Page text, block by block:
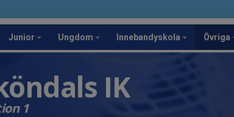
Junior Ungdom Innebandyskola Övriga
IK
1